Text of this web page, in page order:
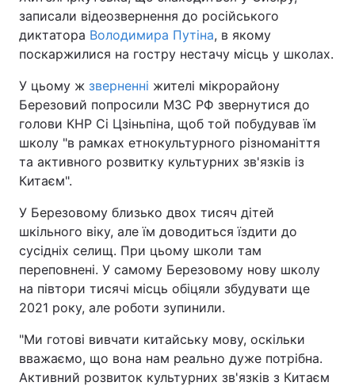
записали відеозвернення до російського
диктатора Володимира Путіна, в якому
поскаржилися на гостру нестачу місць у школах.
У цьому ж зверненні жителі мікрорайону
Березовий попросили МЗС РФ звернутися до
голови КНР Сі Цзіньпіна, щоб той побудував їм
школу "в рамках етнокультурного різноманіття
та активного розвитку культурних зв'язків із
Китаєм".
У Березовому близько двох тисяч дітей
шкільного віку, але їм доводиться їздити до
сусідніх селищ. При цьому школи там
переповнені. У самому Березовому нову школу
на півтори тисячі місць обіцяли збудувати ще
2021 року, але роботи зупинили.
"Ми готові вивчати китайську мову, оскільки
вважаємо, що вона нам реально дуже потрібна.
Активний розвиток культурних зв'язків з Китаєм